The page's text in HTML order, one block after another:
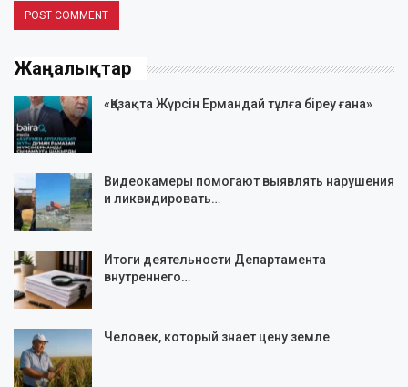
Жаңалықтар
«Қазақта Жүрсін Ермандай тұлға біреу ғана»
Видеокамеры помогают выявлять нарушения
и ликвидировать…
Итоги деятельности Департамента
внутреннего…
Человек, который знает цену земле